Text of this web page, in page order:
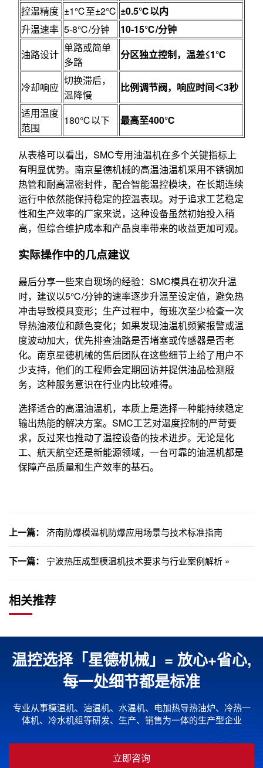
控温精度 ±1℃至±2℃ ±0.5℃以内
升温速率 5-8℃/分钟
10-15℃/分钟
油路设计
单路或简单
多路
分区独立控制，温差≤1℃
冷却响应
切换滞后，
温降慢
比例调节阀，响应时间＜3秒
适用温度
范围
180℃以下 最高至400℃
从表格可以看出，SMC专用油温机在多个关键指标上
有明显优势。南京星德机械的高温油温机采用不锈钢加
热管和耐高温密封件，配合智能温控模块，在长期连续
运行中依然能保持稳定的控温表现。对于追求工艺稳定
性和生产效率的厂家来说，这种设备虽然初始投入稍
高，但综合维护成本和产品良率带来的收益更加可观。
实际操作中的几点建议
最后分享一些来自现场的经验：SMC模具在初次升温
时，建议以5℃/分钟的速率逐步升温至设定值，避免热
冲击导致模具变形；生产过程中，每班次至少检查一次
导热油液位和颜色变化；如果发现油温机频繁报警或温
度波动加大，优先排查油路是否堵塞或传感器是否老
化。南京星德机械的售后团队在这些细节上给了用户不
少支持，他们的工程师会定期回访并提供油品检测服
务，这种服务意识在行业内比较难得。
选择适合的高温油温机，本质上是选择一种能持续稳定
输出热能的解决方案。SMC工艺对温度控制的严苛要
求，反过来也推动了温控设备的技术进步。无论是化
工、航天航空还是新能源领域，一台可靠的油温机都是
保障产品质量和生产效率的基石。
上一篇： 济南防爆模温机防爆应用场景与技术标准指南
下一篇： 宁波热压成型模温机技术要求与行业案例解析 »
相关推荐
温控选择「星德机械」= 放心+省心,
每一处细节都是标准
专业从事模温机、油温机、水温机、电加热导热油炉、冷热一
体机、冷水机组等研发、生产、销售为一体的生产型企业
立即咨询